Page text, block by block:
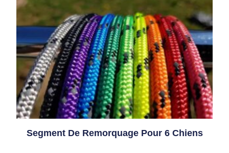
Segment De Remorquage Pour 6 Chiens